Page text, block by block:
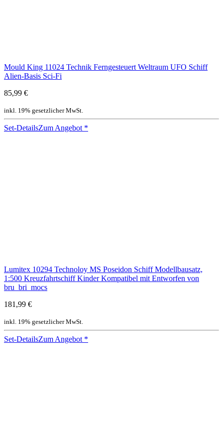
Mould King 11024 Technik Ferngesteuert Weltraum UFO Schiff
Alien-Basis Sci-Fi
85,99 €
inkl. 19% gesetzlicher MwSt.
Set-DetailsZum Angebot *
Lumitex 10294 Technoloy MS Poseidon Schiff Modellbausatz,
1:500 Kreuzfahrtschiff Kinder Kompatibel mit Entworfen von
bru_bri_mocs
181,99 €
inkl. 19% gesetzlicher MwSt.
Set-DetailsZum Angebot *